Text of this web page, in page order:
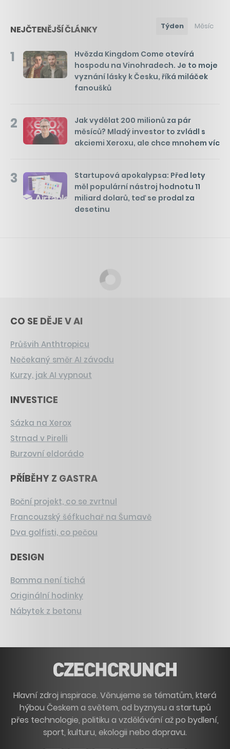
NEJČTENĚJŠÍ ČLÁNKY Týden Měsíc
1
Hvězda Kingdom Come otevírá
hospodu na Vinohradech. Je to moje
vyznání lásky k Česku, říká miláček
fanoušků
2
Jak vydělat 200 milionů za pár
měsíců? Mladý investor to zvládl s
akciemi Xeroxu, ale chce mnohem víc
3
Startupová apokalypsa: Před lety
měl populární nástroj hodnotu 11
miliard dolarů, teď se prodal za
desetinu
CO SE DĚJE V AI
Průšvih Anthtropicu
Nečekaný směr AI závodu
Kurzy, jak AI vypnout
INVESTICE
Sázka na Xerox
Strnad v Pirelli
Burzovní eldorádo
PŘÍBĚHY Z GASTRA
Boční projekt, co se zvrtnul
Francouzský šéfkuchař na Šumavě
Dva golfisti, co pečou
DESIGN
Bomma není tichá
Originální hodinky
Nábytek z betonu
Hlavní zdroj inspirace. Věnujeme se tématům, která
hýbou Českem a světem, od byznysu a startupů
přes technologie, politiku a vzdělávání až po bydlení,
sport, kulturu, ekologii nebo dopravu.